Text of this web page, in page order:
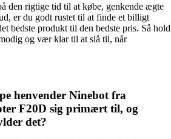
den rigtige tid til at købe, genkende ægte
er du godt rustet til at finde et billigt
bedste produkt til den bedste pris. Så hold
og vær klar til at slå til, når
henvender Ninebot fra
F20D sig primært til, og
det?